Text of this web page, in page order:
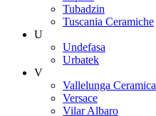
Tubadzin
Tuscania Ceramiche
U
Undefasa
Urbatek
V
Vallelunga Ceramica
Versace
Vilar Albaro